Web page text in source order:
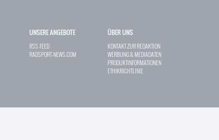
UNSERE ANGEBOTE
RSS-FEED
RADSPORT-NEWS.COM
ÜBER UNS
KONTAKT ZUR REDAKTION
WERBUNG & MEDIADATEN
PRODUKTINFORMATIONEN
ETHIKRICHTLINIE